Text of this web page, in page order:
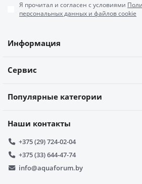
Я прочитал и согласен с условиями
персональных данных и файлов cookie
Информация
Сервис
Популярные категории
Наши контакты
+375 (29) 724-02-04
+375 (33) 644-47-74
info@aquaforum.by